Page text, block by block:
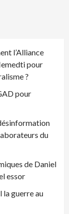
l’Alliance
pour
?
pour
du
de Daniel
essor
guerre au